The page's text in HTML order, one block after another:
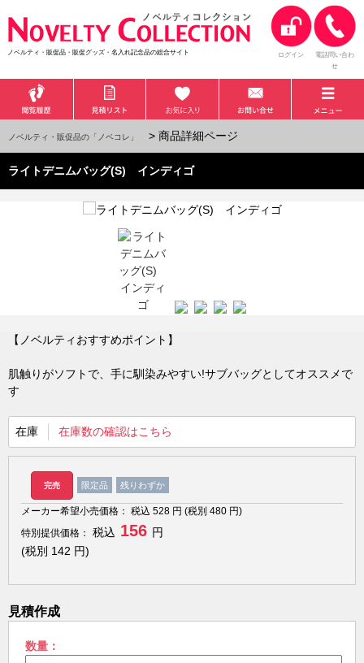
ノベルティ・販促品・販促グッズ・名入れ記念品の総合サイト ログイン
電話問い合わ
せ
ノベルティ・販促品の「ノベコレ」 > 商品詳細ページ
ライトデニムバッグ(S) インディゴ
【ノベルティおすすめポイント】
肌触りがソフトで、手に馴染みやすい!サブバッグとしてオススメで
す
在庫 在庫数の確認はこちら
完売 限定品 残りわずか
メーカー希望小売価格： 税込 528 円 (税別 480 円)
特別提供価格：
税込 156 円
(税別 142 円)
見積作成
数量：